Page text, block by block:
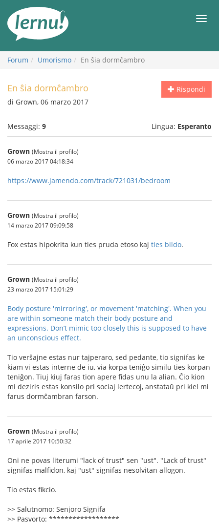
all’indice
Forum Umorismo En ŝia dormĉambro
Rispondi
En ŝia dormĉambro
di Grown, 06 marzo 2017
Messaggi: 9 Lingua: Esperanto
Grown (Mostra il profilo)
06 marzo 2017 04:18:34
https://www.jamendo.com/track/721031/bedroom
Grown (Mostra il profilo)
14 marzo 2017 09:09:58
Fox estas hipokrita kun ties pruda etoso kaj ties bildo.
Grown (Mostra il profilo)
23 marzo 2017 15:01:29
Body posture 'mirroring', or movement 'matching'. When you
are within someone match their body posture and
expressions. Don’t mimic too closely this is supposed to have
an unconscious effect.
Tio verŝajne estas nur tajperaro, sed pedante, tio signifas ke
kiam vi estas interne de iu, via korpa teniĝo similu ties korpan
teniĝon. Tiuj kiuj faras tion apere fidas unu la alian. Ĉio kion
mi deziris estas konsilo pri sociaj lertecoj, anstataŭ pri kiel mi
farus dormĉambran farson.
Grown (Mostra il profilo)
17 aprile 2017 10:50:32
Oni ne povas literumi "lack of trust" sen "ust". "Lack of trust"
signifas malfidon, kaj "ust" signifas nesolvitan allogon.
Tio estas fikcio.
>> Salutnomo: Senjoro Signifa
>> Pasvorto: ******************